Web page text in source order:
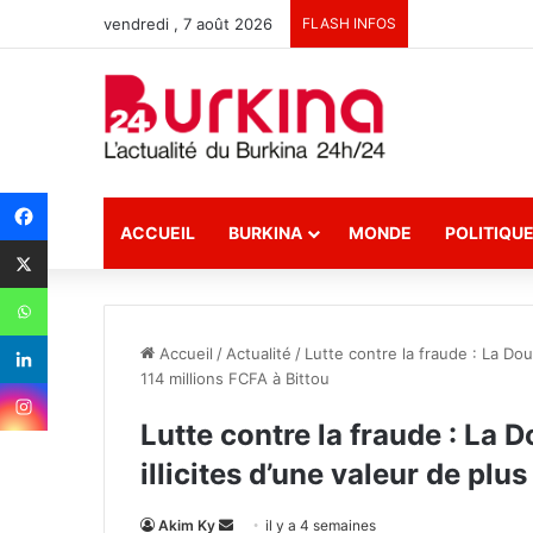
vendredi , 7 août 2026 FLASH INFOS
ACCUEIL BURKINA MONDE POLITIQUE
Accueil / Actualité / Lutte contre la fraude : La
114 millions FCFA à Bittou
Lutte contre la fraude : La
illicites d’une valeur de
Akim Ky il y a 4 semaines